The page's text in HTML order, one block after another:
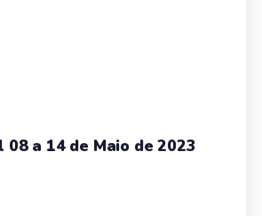
a 14 de Maio de 2023